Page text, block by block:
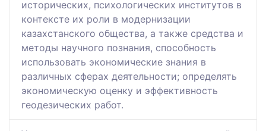
исторических, психологических институтов в
контексте их роли в модернизации
казахстанского общества, а также средства и
методы научного познания, способность
использовать экономические знания в
различных сферах деятельности; определять
экономическую оценку и эффективность
геодезических работ.